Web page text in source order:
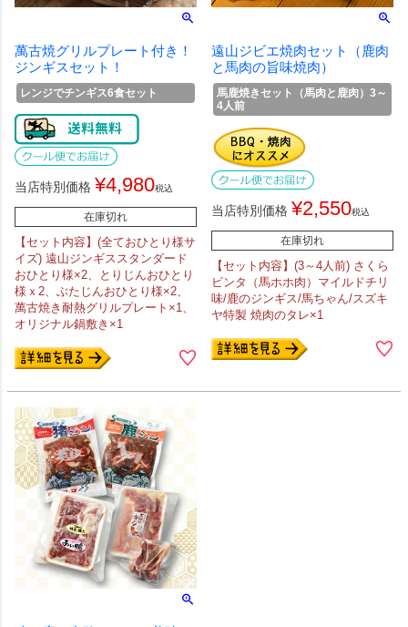
萬古焼グリルプレート付き！
ジンギスセット！
レンジでチンギス6食セット
当店特別価格 ¥4,980税込
在庫切れ
【セット内容】(全ておひとり様サ
イズ) 遠山ジンギススタンダード
おひとり様×2、とりじんおひとり
様ｘ2、ぶたじんおひとり様×2、
萬古焼き耐熱グリルプレート×1、
オリジナル鍋敷き×1
遠山ジビエ焼肉セット（鹿肉
と馬肉の旨味焼肉）
馬鹿焼きセット（馬肉と鹿肉）3～
4人前
当店特別価格 ¥2,550税込
在庫切れ
【セット内容】(3～4人前) さくら
ビンタ（馬ホホ肉）マイルドチリ
味/鹿のジンギス/馬ちゃん/スズキ
ヤ特製 焼肉のタレ×1